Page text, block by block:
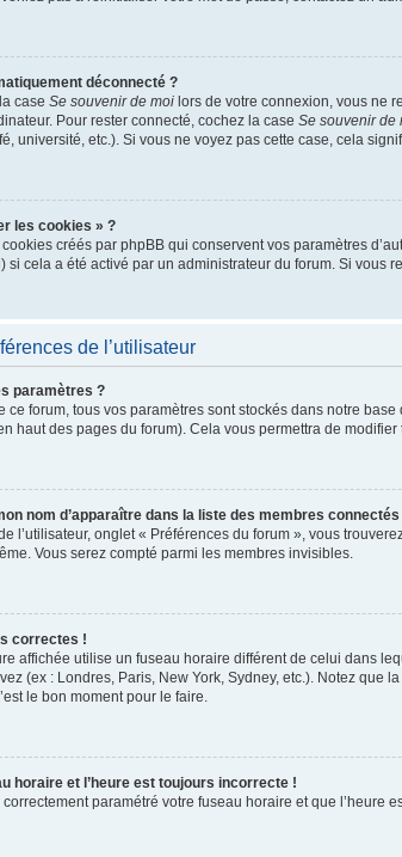
déconnecté ?
case Se souvenir de moi lors de votre connexion, vous ne
Pour rester connecté, cochez la case Se souvenir de
université, etc.). Si vous ne voyez pas cette case, cela
les cookies » ?
créés par phpBB qui conservent vos paramètres
si cela a été activé par un administrateur du forum. Si
de l’utilisateur
paramètres ?
ce forum, tous vos paramètres sont stockés dans notre
haut des pages du forum). Cela vous permettra de
nom d’apparaître dans la liste des membres connectés
l’utilisateur, onglet « Préférences du forum », vous
Vous serez compté parmi les membres invisibles.
correctes !
affichée utilise un fuseau horaire différent de celui dans
(ex : Londres, Paris, New York, Sydney, etc.). Notez que
le bon moment pour le faire.
horaire et l’heure est toujours incorrecte !
correctement paramétré votre fuseau horaire et que